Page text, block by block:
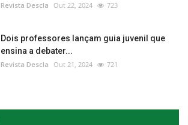
Revista Descla Out 22, 2024 723
Dois professores lançam guia juvenil que
ensina a debater...
Revista Descla Out 21, 2024 721